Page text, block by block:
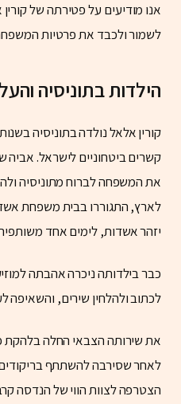
אנו מודיעים על פטירתה של
לשמור ולכבד את פרטיות
הילדות בתוניסיה
קשרים ביטחוניים לישראל. אביה
את המשפחה לברוח מתוניסיה
לארץ, התגוררו בבית משפחת
יזהר אשדות, לימים אחד משותפיה
כבר בילדותה ניכרה אהבתה
לכתוב ולהלחין שירים, והשאיפה
את שירותה הצבאי החלה בלהקת
לאחר שסירבה להשתתף
הצטרפה לצוות הווי של הנדסה